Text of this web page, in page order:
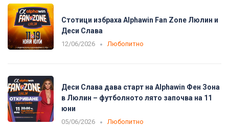
Стотици избраха Alphawin Fan Zone Люлин и
Деси Слава
12/06/2026 Любопитно
Деси Слава дава старт на Alphawin Фен Зона
в Люлин – футболното лято започва на 11
юни
05/06/2026 Любопитно